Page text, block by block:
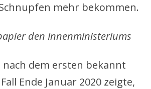
mehr bekommen.
den Innenministeriums
nach dem ersten bekannt
Ende Januar 2020 zeigte,